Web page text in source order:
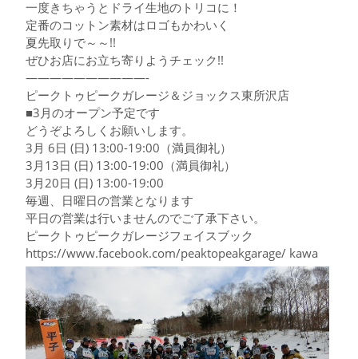
一度きちゃうとドライ生地のトリコに！
定番のコットン素材はロゴもかわいく
夏先取りで～～!!
ぜひお店にお立ち寄りようチェック!!
——————————-
ピークトゥピークガレージ＆ジョックス東所沢店
■3月のオープン予定です
どうぞよろしくお願いします。
3月 6日 (日) 13:00-19:00（満員御礼）
3月13日 (日) 13:00-19:00（満員御礼）
3月20日 (日) 13:00-19:00
毎週、日曜日の営業となります
平日の営業は行いませんのでご了承下さい。
ピークトゥピークガレージフェイスブック
https://www.facebook.com/peaktopeakgarage/ kawa